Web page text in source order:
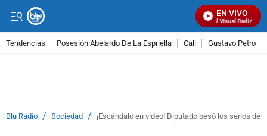
EN VIVO
Señal Visual Radio
Tendencias: Posesión Abelardo De La Espriella Cali Gustavo Petro
Blu Radio / Sociedad / ¡Escándalo en video! Diputado besó los senos de